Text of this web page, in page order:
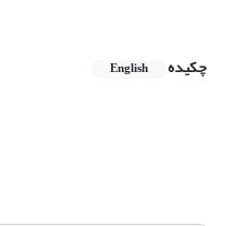
چکیده English